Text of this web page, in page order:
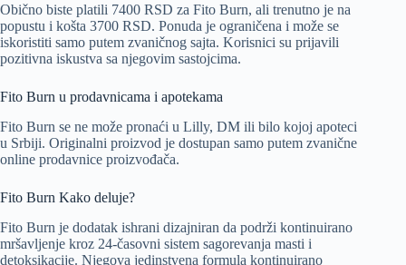
Obično biste platili 7400 RSD za Fito Burn, ali trenutno je na
popustu i košta 3700 RSD. Ponuda je ograničena i može se
iskoristiti samo putem zvaničnog sajta. Korisnici su prijavili
pozitivna iskustva sa njegovim sastojcima.
Fito Burn u prodavnicama i apotekama
Fito Burn se ne može pronaći u Lilly, DM ili bilo kojoj apoteci
u Srbiji. Originalni proizvod je dostupan samo putem zvanične
online prodavnice proizvođača.
Fito Burn Kako deluje?
Fito Burn je dodatak ishrani dizajniran da podrži kontinuirano
mršavljenje kroz 24-časovni sistem sagorevanja masti i
detoksikacije. Njegova jedinstvena formula kontinuirano